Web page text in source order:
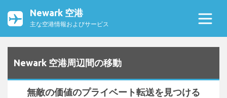
Newark 空港
主な空港情報およびサービス
Newark 空港周辺間の移動
無敵の価値のプライベート転送を見つける